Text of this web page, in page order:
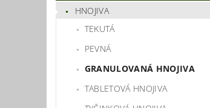
HNOJIVA
TEKUTÁ
PEVNÁ
GRANULOVANÁ HNOJIVA
TABLETOVÁ HNOJIVA